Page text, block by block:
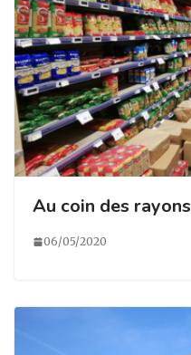
Au coin des rayons
06/05/2020